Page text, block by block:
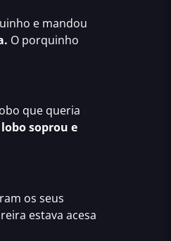
e mandou
O porquinho
que queria
lobo soprou e
os seus
estava acesa